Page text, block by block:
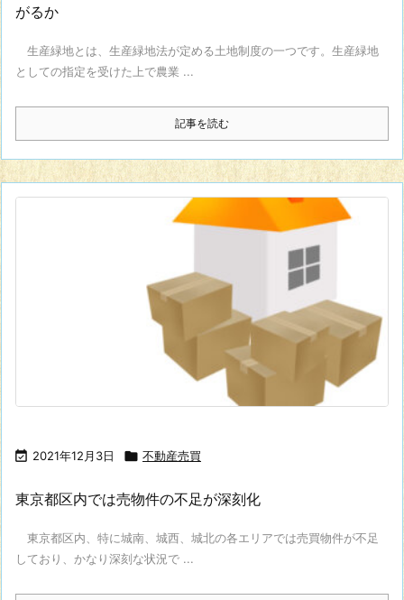
がるか
生産緑地とは、生産緑地法が定める土地制度の一つです。生産緑地
としての指定を受けた上で農業 ...
記事を読む
 2021年12月3日  不動産売買
東京都区内では売物件の不足が深刻化
東京都区内、特に城南、城西、城北の各エリアでは売買物件が不足
しており、かなり深刻な状況で ...